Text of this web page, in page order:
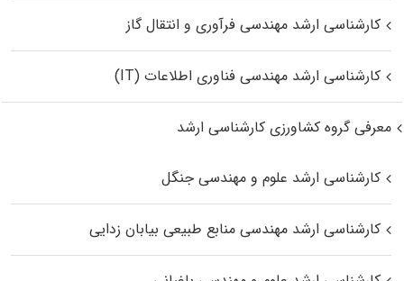
کارشناسی ارشد مهندسی فرآوری و انتقال گاز
کارشناسی ارشد مهندسی فناوری اطلاعات (IT)
معرفی گروه کشاورزی کارشناسی ارشد
کارشناسی ارشد علوم و مهندسی جنگل
کارشناسی ارشد مهندسی منابع طبیعی بیابان زدایی